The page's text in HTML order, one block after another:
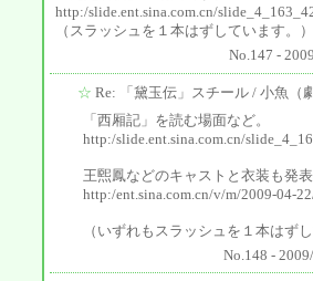
http:/slide.ent.sina.com.cn/
（スラッシュを１本はずしています。）
No.147 -
☆ Re: 「黛玉伝」スチール / 小魚（
「西厢記」を読む場面など。
http:/slide.ent.sina.com.cn/
王煕鳳などのキャストと衣装も発表
http:/ent.sina.com.cn/v/m/2009-04-
（いずれもスラッシュを１本はず
No.148 -